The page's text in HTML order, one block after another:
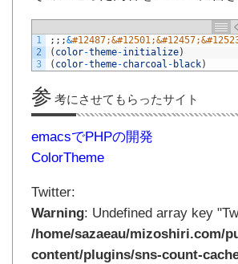
1
2
3
; ; ;&
( color-theme-initialize)
( color-theme-charcoal - black)
参 考にさせてもらったサイト
emacsでPHPの開発
ColorTheme
Twitter:
Warning: Undefined array key
/home/sazaeau/mizoshiri.com/
content/plugins/sns-count-